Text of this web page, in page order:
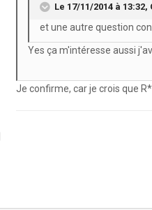
Le 17/11/2014 à
et une autre question
Yes ça m'intéresse aussi
Je confirme, car je crois que